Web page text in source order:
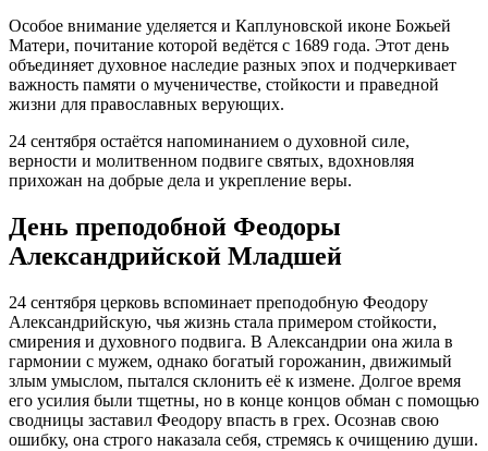
Особое внимание уделяется и Каплуновской иконе Божьей
Матери, почитание которой ведётся с 1689 года. Этот день
объединяет духовное наследие разных эпох и подчеркивает
важность памяти о мученичестве, стойкости и праведной
жизни для православных верующих.
24 сентября остаётся напоминанием о духовной силе,
верности и молитвенном подвиге святых, вдохновляя
прихожан на добрые дела и укрепление веры.
День преподобной Феодоры
Александрийской Младшей
24 сентября церковь вспоминает преподобную Феодору
Александрийскую, чья жизнь стала примером стойкости,
смирения и духовного подвига. В Александрии она жила в
гармонии с мужем, однако богатый горожанин, движимый
злым умыслом, пытался склонить её к измене. Долгое время
его усилия были тщетны, но в конце концов обман с помощью
сводницы заставил Феодору впасть в грех. Осознав свою
ошибку, она строго наказала себя, стремясь к очищению души.